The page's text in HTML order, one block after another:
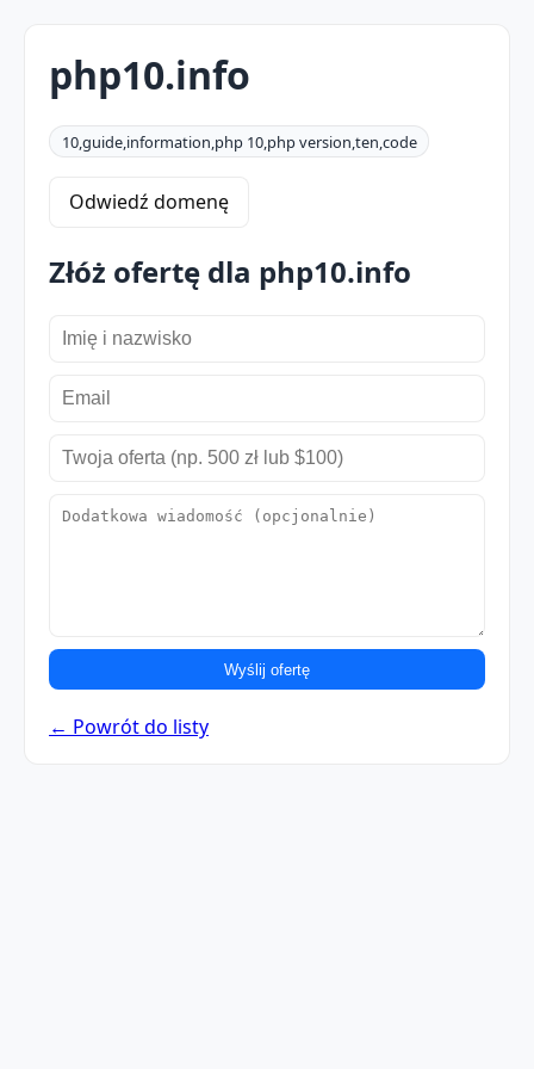
php10.info
10,guide,information,php 10,php version,ten,code
Odwiedź domenę
Złóż ofertę dla php10.info
Wyślij ofertę
← Powrót do listy